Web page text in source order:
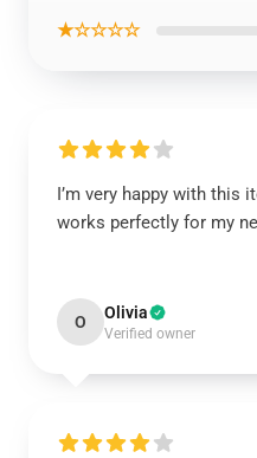
★☆☆☆☆
I’m very happy with this
works perfectly for my
O Olivia
Verified owner